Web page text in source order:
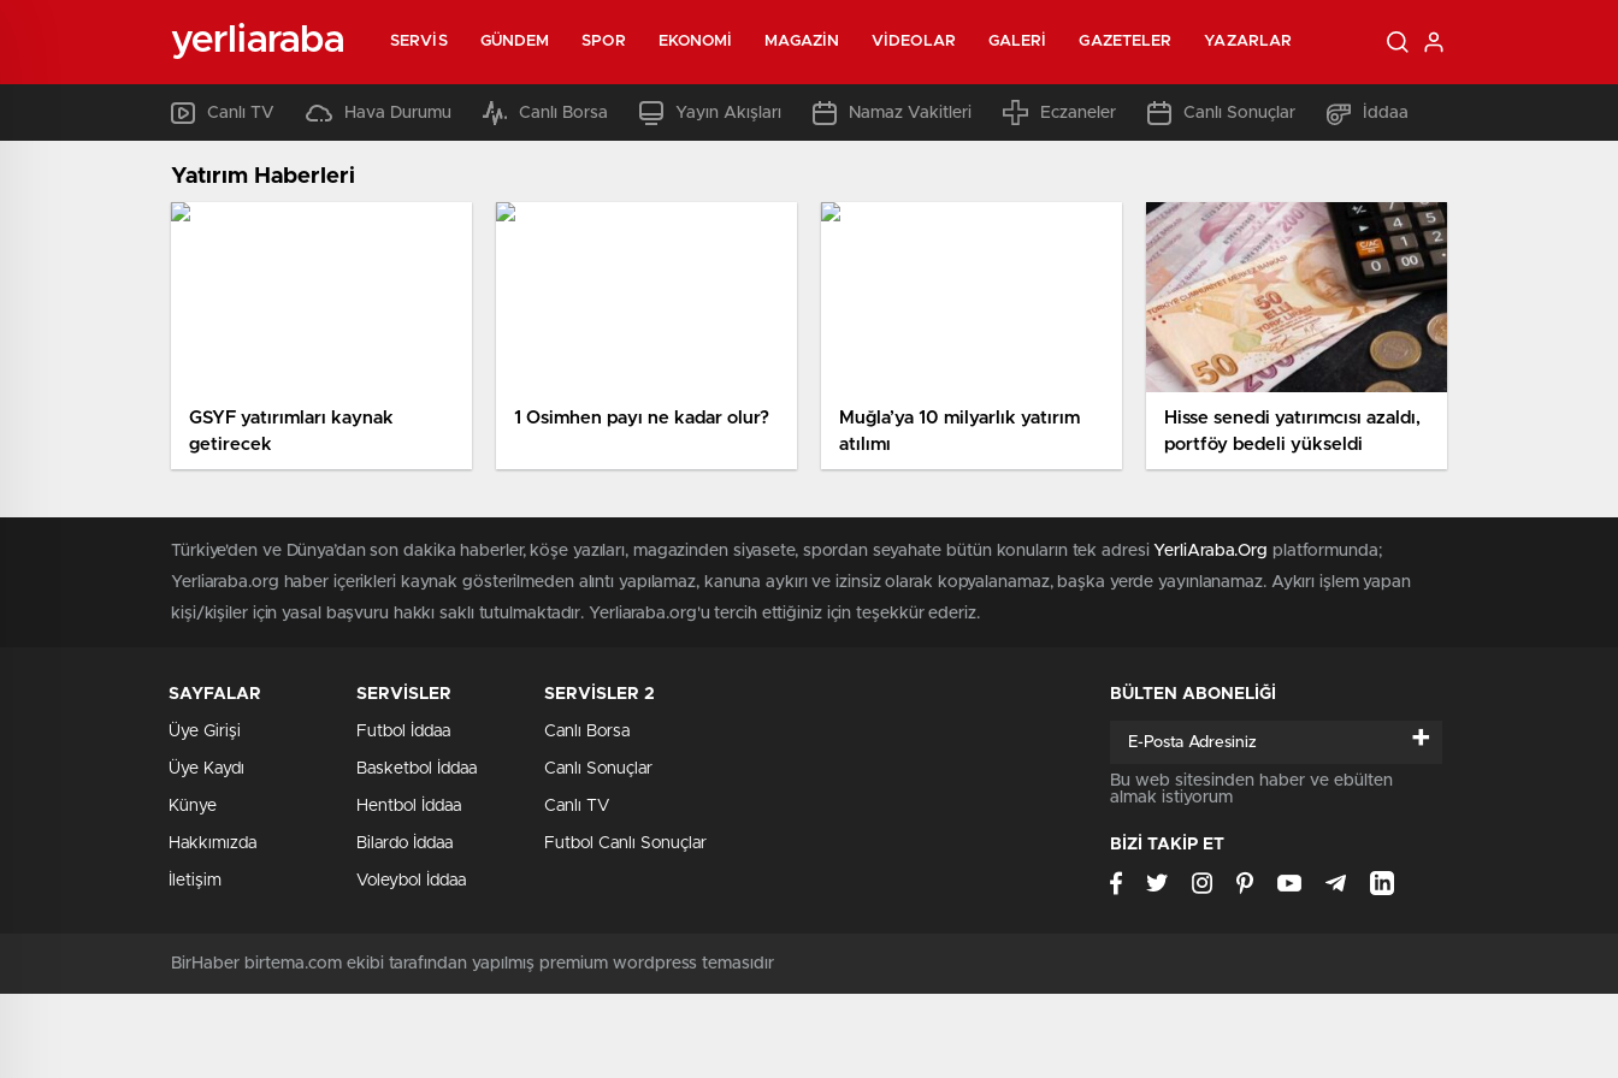
yerliaraba SERVIS GÜNDEM SPOR EKONOMI MAGAZIN VIDEOLAR GALERI GAZETELER YAZARLAR
Canlı TV Hava Durumu Canlı Borsa Yayın Akışları Namaz Vakitleri Eczaneler Canlı Sonuçlar İddaa
Yatırım Haberleri
GSYF yatırımları kaynak
getirecek
1 Osimhen payı ne kadar olur?
Muğla’ya 10 milyarlık yatırım
atılımı
Hisse senedi yatırımcısı azaldı,
portföy bedeli yükseldi
Türkiye'den ve Dünya’dan son dakika haberler, köşe yazıları, magazinden siyasete, spordan seyahate bütün konuların tek adresi YerliAraba.Org platformunda;
Yerliaraba.org haber içerikleri kaynak gösterilmeden alıntı yapılamaz, kanuna aykırı ve izinsiz olarak kopyalanamaz, başka yerde yayınlanamaz. Aykırı işlem yapan
kişi/kişiler için yasal başvuru hakkı saklı tutulmaktadır. Yerliaraba.org'u tercih ettiğiniz için teşekkür ederiz.
SAYFALAR
Üye Girişi
Üye Kaydı
Künye
Hakkımızda
İletişim
SERVİSLER
Futbol İddaa
Basketbol İddaa
Hentbol İddaa
Bilardo İddaa
Voleybol İddaa
SERVİSLER 2
Canlı Borsa
Canlı Sonuçlar
Canlı TV
Futbol Canlı Sonuçlar
BÜLTEN ABONELİĞİ
+
Bu web sitesinden haber ve ebülten
almak istiyorum
BİZİ TAKİP ET
BirHaber birtema.com ekibi tarafından yapılmış premium wordpress temasıdır